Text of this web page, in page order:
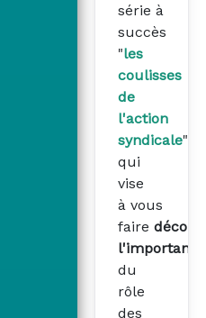
série à
succès
"les
coulisses
de
l'action
syndicale"
qui
vise
à vous
faire
l'importance
du
rôle
des